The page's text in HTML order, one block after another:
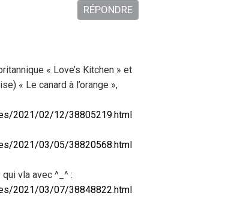
« Love’s Kitchen » et
« Le canard à l’orange »,
2021/02/12/38805219.html
2021/03/05/38820568.html
vla avec ^_^ :
2021/03/07/38848822.html
RÉPONDRE